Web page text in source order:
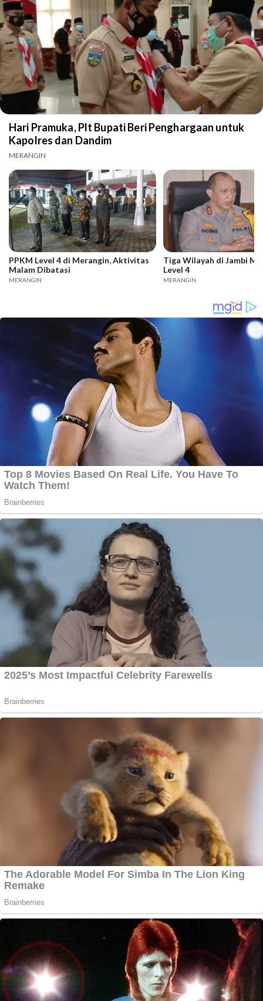
Hari Pramuka, Plt Bupati Beri Penghargaan untuk
Kapolres dan Dandim
MERANGIN
PPKM Level 4 di Merangin, Aktivitas
Malam Dibatasi
MERANGIN
Tiga Wilayah di Jambi
Level 4
MERANGIN